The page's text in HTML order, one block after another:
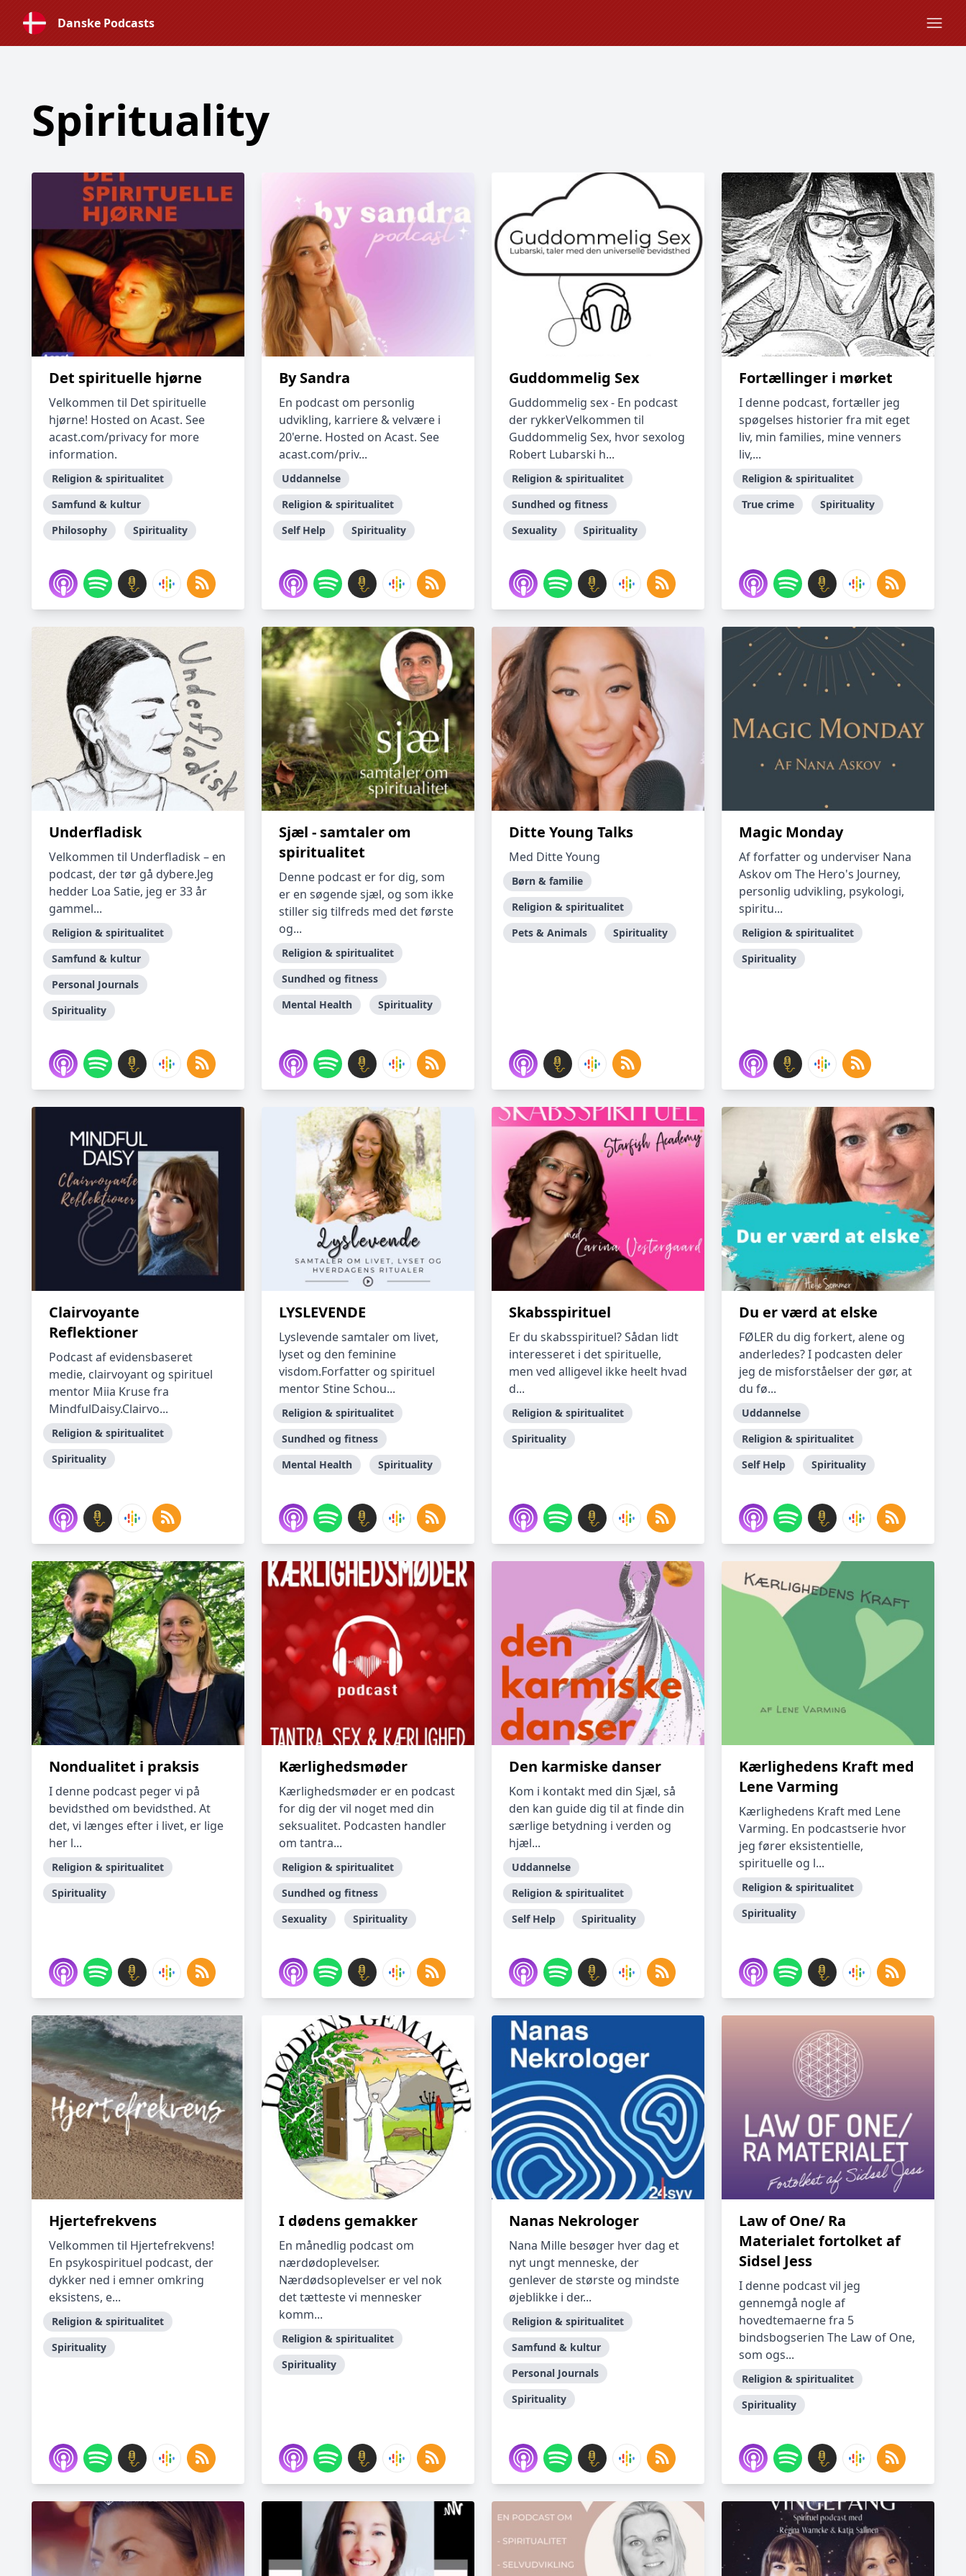
Danske Podcasts
Spirituality
Det spirituelle hjørne
Velkommen til Det spirituelle
hjørne! Hosted on Acast. See
acast.com/privacy for more
information.
Religion & spiritualitet
Samfund & kultur
Philosophy
Spirituality
By Sandra
En podcast om personlig
udvikling, karriere & velvære i
20'erne. Hosted on Acast. See
acast.com/priv...
Uddannelse
Religion & spiritualitet
Self Help
Spirituality
Guddommelig Sex
Guddommelig sex - En podcast
der rykkerVelkommen til
Guddommelig Sex, hvor sexolog
Robert Lubarski h...
Religion & spiritualitet
Sundhed og fitness
Sexuality
Spirituality
Fortællinger i mørket
I denne podcast, fortæller jeg
spøgelses historier fra mit eget
liv, min families, mine venners
liv,...
Religion & spiritualitet
True crime
Spirituality
Underfladisk
Velkommen til Underfladisk – en
podcast, der tør gå dybere.Jeg
hedder Loa Satie, jeg er 33 år
gammel...
Religion & spiritualitet
Samfund & kultur
Personal Journals
Spirituality
Sjæl - samtaler om
spiritualitet
Denne podcast er for dig, som
er en søgende sjæl, og som ikke
stiller sig tilfreds med det første
og...
Religion & spiritualitet
Sundhed og fitness
Mental Health
Spirituality
Ditte Young Talks
Med Ditte Young
Børn & familie
Religion & spiritualitet
Pets & Animals
Spirituality
Magic Monday
Af forfatter og underviser Nana
Askov om The Hero's Journey,
personlig udvikling, psykologi,
spiritu...
Religion & spiritualitet
Spirituality
Clairvoyante
Reflektioner
Podcast af evidensbaseret
medie, clairvoyant og spirituel
mentor Miia Kruse fra
MindfulDaisy.Clairvo...
Religion & spiritualitet
Spirituality
LYSLEVENDE
Lyslevende samtaler om livet,
lyset og den feminine
visdom.Forfatter og spirituel
mentor Stine Schou...
Religion & spiritualitet
Sundhed og fitness
Mental Health
Spirituality
Skabsspirituel
Er du skabsspirituel? Sådan lidt
interesseret i det spirituelle,
men ved alligevel ikke heelt hvad
d...
Religion & spiritualitet
Spirituality
Du er værd at elske
FØLER du dig forkert, alene og
anderledes? I podcasten deler
jeg de misforståelser der gør, at
du fø...
Uddannelse
Religion & spiritualitet
Self Help
Spirituality
Nondualitet i praksis
I denne podcast peger vi på
bevidsthed om bevidsthed. At
det, vi længes efter i livet, er lige
her l...
Religion & spiritualitet
Spirituality
Kærlighedsmøder
Kærlighedsmøder er en podcast
for dig der vil noget med din
seksualitet. Podcasten handler
om tantra...
Religion & spiritualitet
Sundhed og fitness
Sexuality
Spirituality
Den karmiske danser
Kom i kontakt med din Sjæl, så
den kan guide dig til at finde din
særlige betydning i verden og
hjæl...
Uddannelse
Religion & spiritualitet
Self Help
Spirituality
Kærlighedens Kraft med
Lene Varming
Kærlighedens Kraft med Lene
Varming. En podcastserie hvor
jeg fører eksistentielle,
spirituelle og l...
Religion & spiritualitet
Spirituality
Hjertefrekvens
Velkommen til Hjertefrekvens!
En psykospirituel podcast, der
dykker ned i emner omkring
eksistens, e...
Religion & spiritualitet
Spirituality
I dødens gemakker
En månedlig podcast om
nærdødoplevelser.
Nærdødsoplevelser er vel nok
det tætteste vi mennesker
komm...
Religion & spiritualitet
Spirituality
Nanas Nekrologer
Nana Mille besøger hver dag et
nyt ungt menneske, der
genlever de største og mindste
øjeblikke i der...
Religion & spiritualitet
Samfund & kultur
Personal Journals
Spirituality
Law of One/ Ra
Materialet fortolket af
Sidsel Jess
I denne podcast vil jeg
gennemgå nogle af
hovedtemaerne fra 5
bindsbogserien The Law of One,
som ogs...
Religion & spiritualitet
Spirituality